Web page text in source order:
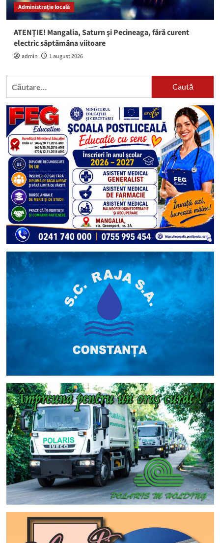
Administrație locală
ATENȚIE! Mangalia, Saturn și Pecineaga, fără curent
electric săptămâna viitoare
admin 1 august 2026